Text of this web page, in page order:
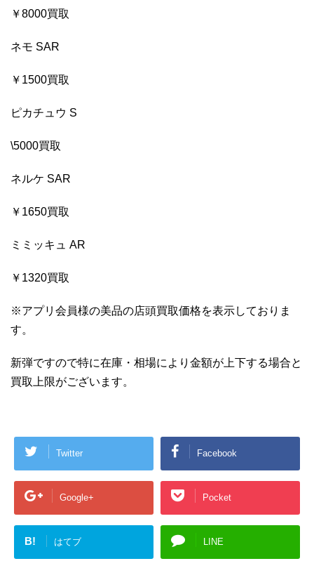
￥8000買取
ネモ SAR
￥1500買取
ピカチュウ S
\5000買取
ネルケ SAR
￥1650買取
ミミッキュ AR
￥1320買取
※アプリ会員様の美品の店頭買取価格を表示しておりま
す。
新弾ですので特に在庫・相場により金額が上下する場合と
買取上限がございます。
Twitter Facebook
Google+ Pocket
B! はてブ LINE